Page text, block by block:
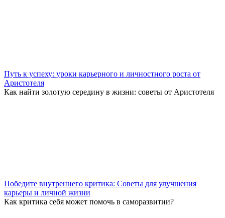
Путь к успеху: уроки карьерного и личностного роста от
Аристотеля
Как найти золотую середину в жизни: советы от Аристотеля
Победите внутреннего критика: Советы для улучшения
карьеры и личной жизни
Как критика себя может помочь в саморазвитии?